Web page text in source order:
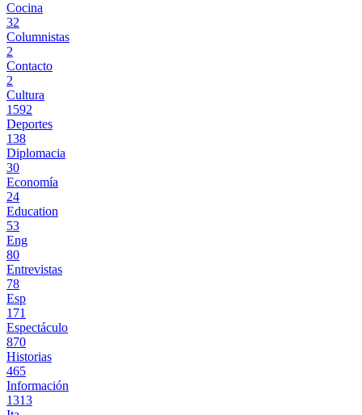
Cocina
32
Columnistas
2
Contacto
2
Cultura
1592
Deportes
138
Diplomacia
30
Economía
24
Education
53
Eng
80
Entrevistas
78
Esp
171
Espectáculo
870
Historias
465
Información
1313